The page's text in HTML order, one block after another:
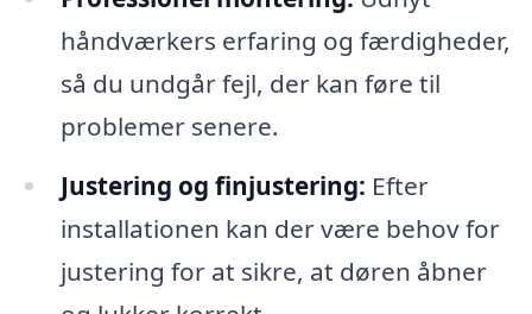
håndværkers erfaring og færdigheder,
så du undgår fejl, der kan føre til
problemer senere.
Justering og finjustering: Efter
installationen kan der være behov for
justering for at sikre, at døren åbner